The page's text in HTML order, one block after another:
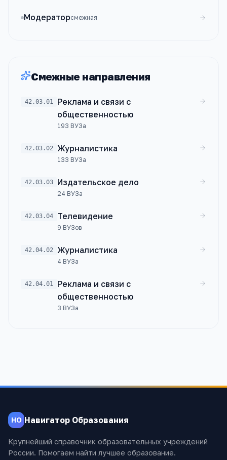
Модераторсмежная
Смежные направления
42.03.01
Реклама и связи с
общественностью
193 ВУЗа
42.03.02 Журналистика
133 ВУЗа
42.03.03 Издательское дело
24 ВУЗа
42.03.04 Телевидение
9 ВУЗов
42.04.02 Журналистика
4 ВУЗа
42.04.01
Реклама и связи с
общественностью
3 ВУЗа
НО Навигатор Образования
Крупнейший справочник образовательных учреждений
России. Помогаем найти лучшее образование.